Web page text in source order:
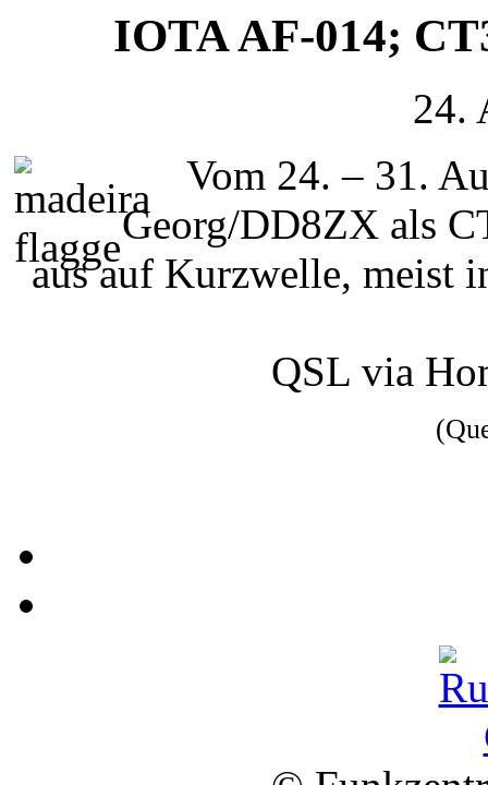
IOTA AF-014;
24.
Vom 24. – 31.
Georg/DD8ZX als
aus auf Kurzwelle, meist
QSL via